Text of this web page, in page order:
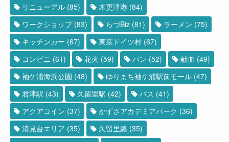
リニューアル (85) 木更津港 (84)
ワークショップ(83) らづBiz (81) ラーメン (75)
キッチンカー (67) 東京ドイツ村 (67)
コンビニ (61) 花火 (59) パン (52) 献血 (49)
袖ケ浦海浜公園 (48) ゆりまち袖ケ浦駅前モール (47)
君津駅 (43) 久留里駅 (42) バス (41)
アクアコイン (37) かずさアカデミアパーク (36)
清見台エリア (35) 久留里線 (35)